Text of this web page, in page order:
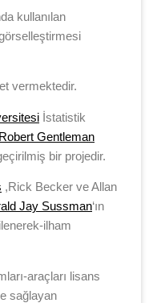
kullanılan
vermektedir.
İstatistik
Robert Gentleman
bir projedir.
,Rick Becker ve Allan
Jay Sussman‘ın
ilham
araçları lisans
sağlayan